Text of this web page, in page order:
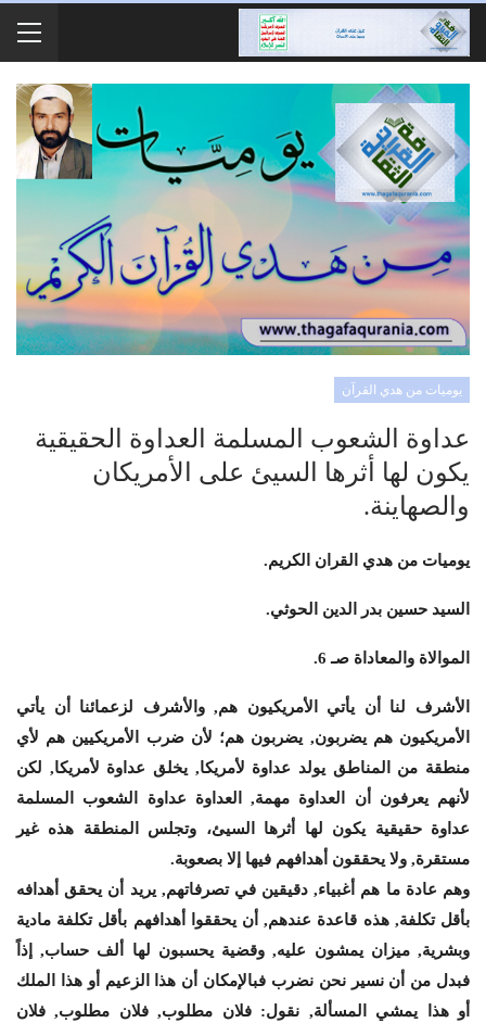
يوميات من هدي القرآن
عداوة الشعوب المسلمة العداوة الحقيقية
يكون لها أثرها السيئ على الأمريكان
والصهاينة.
يوميات من هدي القران الكريم.
السيد حسين بدر الدين الحوثي.
الموالاة والمعاداة صـ 6.
الأشرف لنا أن يأتي الأمريكيون هم, والأشرف لزعمائنا أن يأتي
الأمريكيون هم يضربون, يضربون هم؛ لأن ضرب الأمريكيين هم لأي
منطقة من المناطق يولد عداوة لأمريكا, يخلق عداوة لأمريكا, لكن
لأنهم يعرفون أن العداوة مهمة, العداوة عداوة الشعوب المسلمة
عداوة حقيقية يكون لها أثرها السيئ، وتجلس المنطقة هذه غير
مستقرة, ولا يحققون أهدافهم فيها إلا بصعوبة.
وهم عادة ما هم أغبياء, دقيقين في تصرفاتهم, يريد أن يحقق أهدافه
بأقل تكلفة, هذه قاعدة عندهم, أن يحققوا أهدافهم بأقل تكلفة مادية
وبشرية, ميزان يمشون عليه, وقضية يحسبون لها ألف حساب, إذاً
فبدل من أن نسير نحن نضرب فبالإمكان أن هذا الزعيم أو هذا الملك
أو هذا يمشي المسألة, نقول: فلان مطلوب, فلان مطلوب, فلان